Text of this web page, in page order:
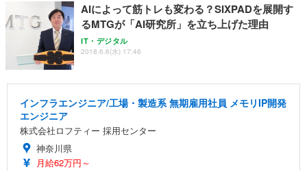
AIによって筋トレも変わる？SIXPADを展開す
るMTGが「AI研究所」を立ち上げた理由
IT・デジタル
2018.6.6(水) 17:46
インフラエンジニア/工場・製造系 無期雇用社員 メモリIP開発
エンジニア
株式会社ロフティー 採用センター
神奈川県
月給62万円～